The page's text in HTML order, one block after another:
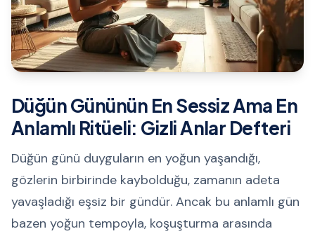
Düğün Gününün En Sessiz Ama En
Anlamlı Ritüeli: Gizli Anlar Defteri
Düğün günü duyguların en yoğun yaşandığı,
gözlerin birbirinde kaybolduğu, zamanın adeta
yavaşladığı eşsiz bir gündür. Ancak bu anlamlı gün
bazen yoğun tempoyla, koşuşturma arasında